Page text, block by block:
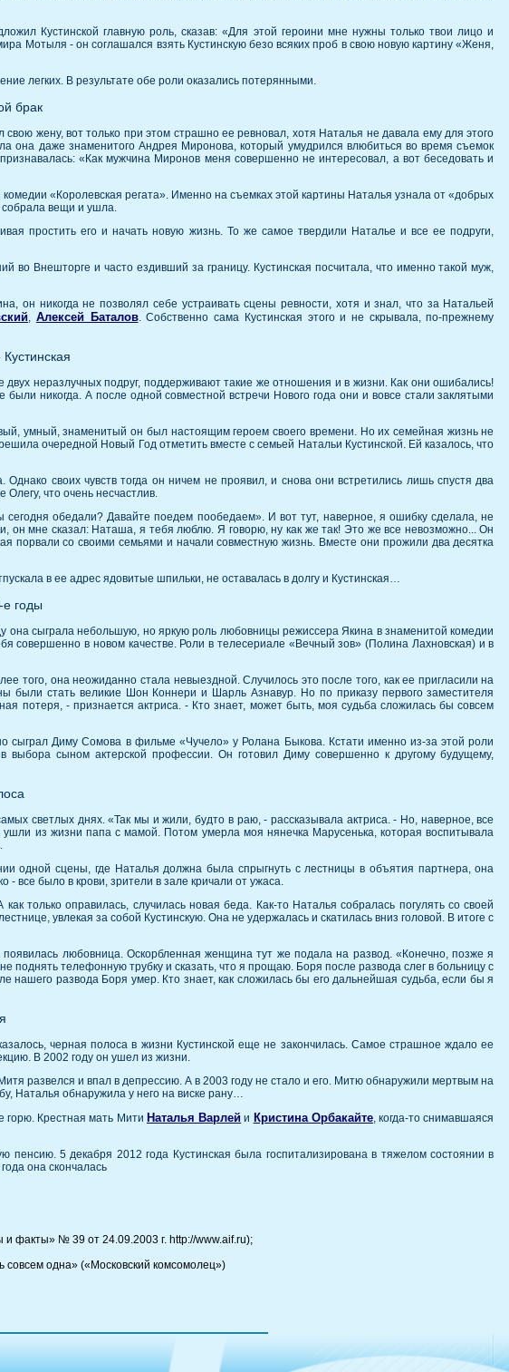
Кустинской главную роль, сказав: «Для этой героини мне нужны только твои лицо и
Мотыля - он соглашался взять Кустинскую безо всяких проб в свою новую картину «Женя,
легких. В результате обе роли оказались потерянными.
брак
жену, вот только при этом страшно ее ревновал, хотя Наталья не давала ему для этого
она даже знаменитого Андрея Миронова, который умудрился влюбиться во время съемок
«Как мужчина Миронов меня совершенно не интересовал, а вот беседовать и
«Королевская регата». Именно на съемках этой картины Наталья узнала от «добрых
собрала вещи и ушла.
простить его и начать новую жизнь. То же самое твердили Наталье и все ее подруги,
Внешторге и часто ездивший за границу. Кустинская посчитала, что именно такой муж,
никогда не позволял себе устраивать сцены ревности, хотя и знал, что за Натальей
, Алексей Баталов. Собственно сама Кустинская этого и не скрывала, по-прежнему
неразлучных подруг, поддерживают такие же отношения и в жизни. Как они ошибались!
никогда. А после одной совместной встречи Нового года они и вовсе стали заклятыми
умный, знаменитый он был настоящим героем своего времени. Но их семейная жизнь не
очередной Новый Год отметить вместе с семьей Натальи Кустинской. Ей казалось, что
своих чувств тогда он ничем не проявил, и снова они встретились лишь спустя два
Олегу, что очень несчастлив.
обедали? Давайте поедем пообедаем». И вот тут, наверное, я ошибку сделала, не
мне сказал: Наташа, я тебя люблю. Я говорю, ну как же так! Это же все невозможно... Он
порвали со своими семьями и начали совместную жизнь. Вместе они прожили два десятка
в ее адрес ядовитые шпильки, не оставалась в долгу и Кустинская…
годы
она сыграла небольшую, но яркую роль любовницы режиссера Якина в знаменитой комедии
совершенно в новом качестве. Роли в телесериале «Вечный зов» (Полина Лахновская) и в
того, она неожиданно стала невыездной. Случилось это после того, как ее пригласили на
стать великие Шон Коннери и Шарль Азнавур. Но по приказу первого заместителя
потеря, - признается актриса. - Кто знает, может быть, моя судьба сложилась бы совсем
сыграл Диму Сомова в фильме «Чучело» у Ролана Быкова. Кстати именно из-за этой роли
выбора сыном актерской профессии. Он готовил Диму совершенно к другому будущему,
светлых днях. «Так мы и жили, будто в раю, - рассказывала актриса. - Но, наверное, все
ушли из жизни папа с мамой. Потом умерла моя нянечка Марусенька, которая воспитывала
одной сцены, где Наталья должна была спрыгнуть с лестницы в объятия партнера, она
- все было в крови, зрители в зале кричали от ужаса.
только оправилась, случилась новая беда. Как-то Наталья собралась погулять со своей
увлекая за собой Кустинскую. Она не удержалась и скатилась вниз головой. В итоге с
любовница. Оскорбленная женщина тут же подала на развод. «Конечно, позже я
поднять телефонную трубку и сказать, что я прощаю. Боря после развода слег в больницу с
нашего развода Боря умер. Кто знает, как сложилась бы его дальнейшая судьба, если бы я
черная полоса в жизни Кустинской еще не закончилась. Самое страшное ждало ее
В 2002 году он ушел из жизни.
развелся и впал в депрессию. А в 2003 году не стало и его. Митю обнаружили мертвым на
Наталья обнаружила у него на виске рану…
горю. Крестная мать Мити Наталья Варлей и Кристина Орбакайте, когда-то снимавшаяся
5 декабря 2012 года Кустинская была госпитализирована в тяжелом состоянии в
она скончалась
факты» № 39 от 24.09.2003 г. http://www.aif.ru);
совсем одна» («Московский комсомолец»)